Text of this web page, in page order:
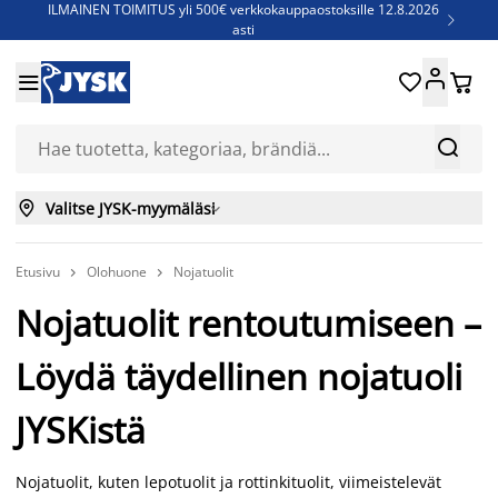
ILMAINEN TOIMITUS yli 500€ verkkokauppaostoksille 12.8.2026
asti

Jenkkisänkyjä - Säästä jopa 60%


 
 Valitse JYSK-myymäläsi
Etusivu  Olohuone  Nojatuolit
Nojatuolit rentoutumiseen –
Löydä täydellinen nojatuoli
JYSKistä
Nojatuolit, kuten lepotuolit ja rottinkituolit, viimeistelevät